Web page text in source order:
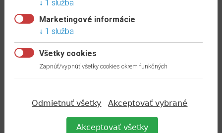
univerzálne využiteľná v obytných aj komerčných priestoroch
jednoduchá údržba- podlaha odpudzuje nečistoty a ľahko sa
ekologická a udržateľná- vyrobená z obnoviteľných surovín
zložená z prírodných vlákien dreva
zdravý domov- 100% bez PVC a zmäkčovadiel
vhodná na podlahové vykurovanie
vynikajúci pomer cena/ výkon
Podlahám EGGER boli udelené certifikované pečate a známky
1 služba
Marketingové informácie
1 služba
Všetky cookies
Zapnúť/vypnúť všetky cookies okrem funkčných
Odmietnuť všetky Akceptovať vybrané
Akceptovať všetky